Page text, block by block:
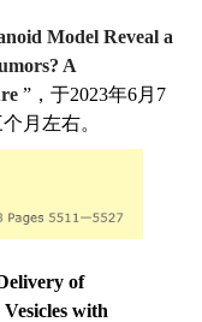
Model Reveal a
A
”，于2023年6月7
月左右。
of
with